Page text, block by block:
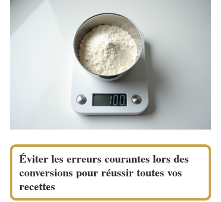
Éviter les erreurs courantes lors des
conversions pour réussir toutes vos
recettes